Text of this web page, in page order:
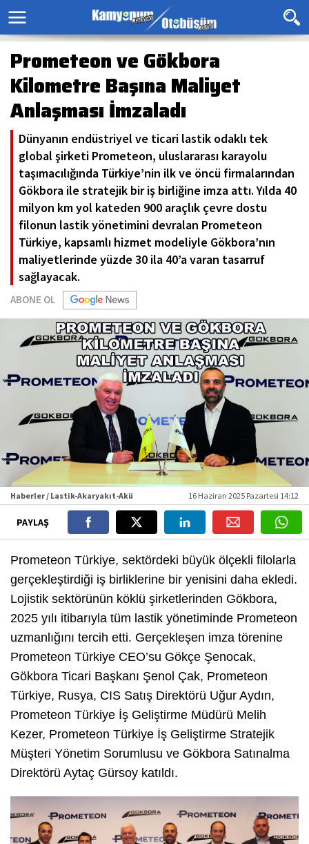
Prometeon ve Gökbora
Kilometre Başına Maliyet
Anlaşması İmzaladı
Dünyanın endüstriyel ve ticari lastik odaklı tek
global şirketi Prometeon, uluslararası karayolu
taşımacılığında Türkiye’nin ilk ve öncü firmalarından
Gökbora ile stratejik bir iş birliğine imza attı. Yılda 40
milyon km yol kateden 900 araçlık çevre dostu
filonun lastik yönetimini devralan Prometeon
Türkiye, kapsamlı hizmet modeliyle Gökbora’nın
maliyetlerinde yüzde 30 ila 40’a varan tasarruf
sağlayacak.
ABONE OL
Haberler / Lastik-Akaryakıt-Akü 16 Haziran 2025 Pazartesi 14:12
PAYLAŞ
Prometeon Türkiye, sektördeki büyük ölçekli filolarla
gerçekleştirdiği iş birliklerine bir yenisini daha ekledi.
Lojistik sektörünün köklü şirketlerinden Gökbora,
2025 yılı itibarıyla tüm lastik yönetiminde Prometeon
uzmanlığını tercih etti. Gerçekleşen imza törenine
Prometeon Türkiye CEO’su Gökçe Şenocak,
Gökbora Ticari Başkanı Şenol Çak, Prometeon
Türkiye, Rusya, CIS Satış Direktörü Uğur Aydın,
Prometeon Türkiye İş Geliştirme Müdürü Melih
Kezer, Prometeon Türkiye İş Geliştirme Stratejik
Müşteri Yönetim Sorumlusu ve Gökbora Satınalma
Direktörü Aytaç Gürsoy katıldı.